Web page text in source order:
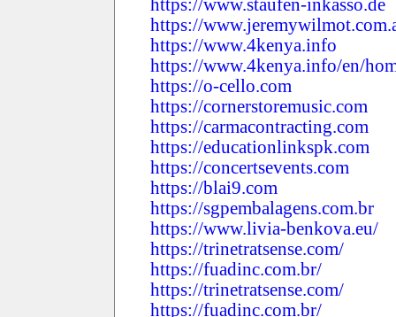
https://www.staufen-inkasso.de
https://
https://www.4kenya.info
https://www.4kenya.info/en/
https://o-cello.com
https://cornerstoremusic.com
https://carmacontracting.com
https://educationlinkspk.com
https://concertsevents.com
https://blai9.com
https://sgpembalagens.com.br
https://www.livia-benkova.eu/
https://trinetratsense.com/
https://fuadinc.com.br/
https://trinetratsense.com/
https://fuadinc.com.br/